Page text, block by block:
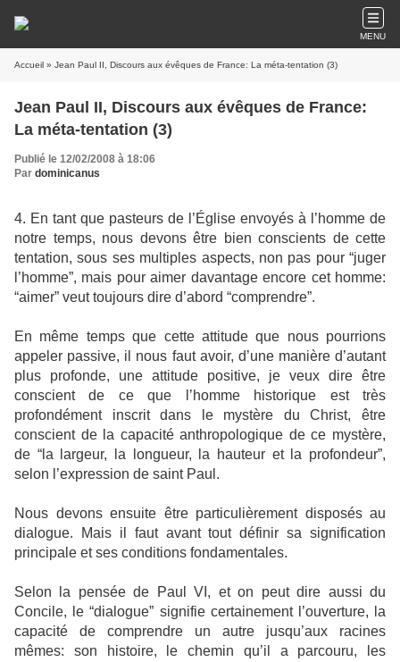
MENU
Accueil » Jean Paul II, Discours aux évêques de France: La méta-tentation (3)
Jean Paul II, Discours aux évêques de France:
La méta-tentation (3)
Publié le 12/02/2008 à 18:06
Par dominicanus
4. En tant que pasteurs de l’Église envoyés à l’homme de
notre temps, nous devons être bien conscients de cette
tentation, sous ses multiples aspects, non pas pour “juger
l’homme”, mais pour aimer davantage encore cet homme:
“aimer” veut toujours dire d’abord “comprendre”.
En même temps que cette attitude que nous pourrions
appeler passive, il nous faut avoir, d’une manière d’autant
plus profonde, une attitude positive, je veux dire être
conscient de ce que l’homme historique est très
profondément inscrit dans le mystère du Christ, être
conscient de la capacité anthropologique de ce mystère,
de “la largeur, la longueur, la hauteur et la profondeur”,
selon l’expression de saint Paul.
Nous devons ensuite être particulièrement disposés au
dialogue. Mais il faut avant tout définir sa signification
principale et ses conditions fondamentales.
Selon la pensée de Paul VI, et on peut dire aussi du
Concile, le “dialogue” signifie certainement l’ouverture, la
capacité de comprendre un autre jusqu’aux racines
mêmes: son histoire, le chemin qu’il a parcouru, les